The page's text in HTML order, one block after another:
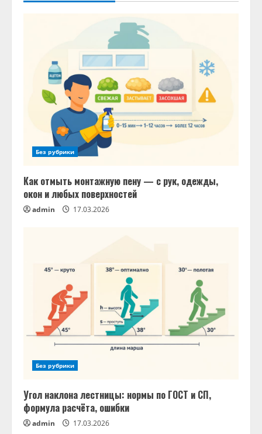
Без рубрики
Как отмыть монтажную пену — с рук, одежды,
окон и любых поверхностей
admin 17.03.2026
Без рубрики
Угол наклона лестницы: нормы по ГОСТ и СП,
формула расчёта, ошибки
admin 17.03.2026